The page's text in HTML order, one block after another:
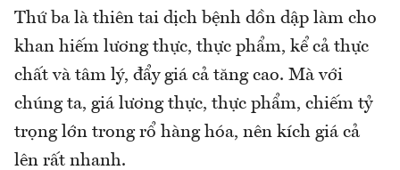
Thứ ba là thiên tai dịch bệnh dồn dập làm cho
khan hiếm lương thực, thực phẩm, kể cả thực
chất và tâm lý, đẩy giá cả tăng cao. Mà với
chúng ta, giá lương thực, thực phẩm, chiếm tỷ
trọng lớn trong rổ hàng hóa, nên kích giá cả
lên rất nhanh.